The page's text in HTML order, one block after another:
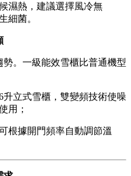
濕熱，建議選擇風冷無
細菌。
。一級能效雪櫃比普通機型
升立式雪櫃，雙變頻技術使噪
用；
根據開門頻率自動調節溫